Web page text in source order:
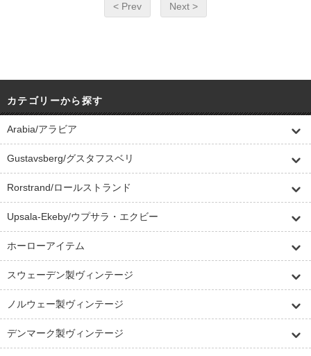
< Prev Next >
カテゴリーから探す
Arabia/アラビア
Gustavsberg/グスタフスベリ
Rorstrand/ロールストランド
Upsala-Ekeby/ウプサラ・エクビー
ホーローアイテム
スウェーデン製ヴィンテージ
ノルウェー製ヴィンテージ
デンマーク製ヴィンテージ